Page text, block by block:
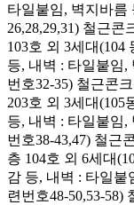
타일붙임, 벽지바름
26,28,29,31) 철근
103호 외 3세대
등, 내벽 : 타일붙임,
번호32-35) 철근콘
203호 외 3세대(105
등, 내벽 : 타일붙임,
번호38-43,47) 철근
층 104호 외 6세대
감 등, 내벽 : 타일붙
련번호48-50,53-58)